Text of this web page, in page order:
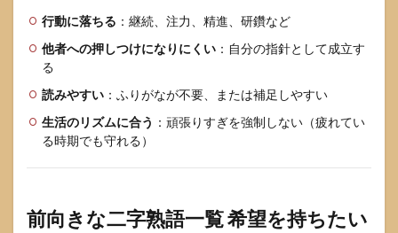
行動に落ちる ：継続、注力、精進、研鑽など
他者への押しつけになりにくい ：自分の指針として成立す
る
読みやすい ：ふりがなが不要、または補足しやすい
生活のリズムに合う ：頑張りすぎを強制しない（疲れてい
る時期でも守れる）
前向きな二字熟語一覧 希望を持ちたい